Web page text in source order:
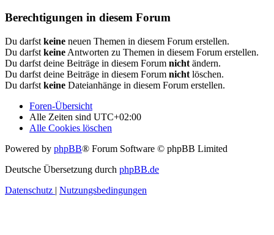
Berechtigungen in diesem Forum
Du darfst keine neuen Themen in diesem Forum erstellen.
Du darfst keine Antworten zu Themen in diesem Forum erstellen.
Du darfst deine Beiträge in diesem Forum nicht ändern.
Du darfst deine Beiträge in diesem Forum nicht löschen.
Du darfst keine Dateianhänge in diesem Forum erstellen.
Foren-Übersicht
Alle Zeiten sind UTC+02:00
Alle Cookies löschen
Powered by phpBB® Forum Software © phpBB Limited
Deutsche Übersetzung durch phpBB.de
Datenschutz | Nutzungsbedingungen